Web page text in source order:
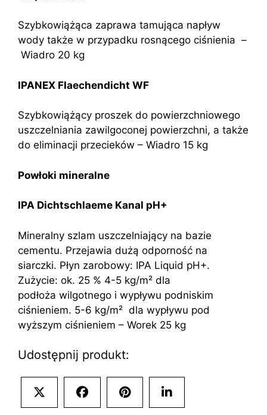
Szybkowiążąca zaprawa tamująca napływ
wody także w przypadku rosnącego ciśnienia –
Wiadro 20 kg
IPANEX Flaechendicht WF
Szybkowiążący proszek do powierzchniowego
uszczelniania zawilgoconej powierzchni, a także
do eliminacji przecieków – Wiadro 15 kg
Powłoki mineralne
IPA Dichtschlaeme Kanal pH+
Mineralny szlam uszczelniający na bazie
cementu. Przejawia dużą odporność na
siarczki. Płyn zarobowy: IPA Liquid pH+.
Zużycie: ok. 25 % 4-5 kg/m² dla
podłoża wilgotnego i wypływu podniskim
ciśnieniem. 5-6 kg/m² dla wypływu pod
wyższym ciśnieniem – Worek 25 kg
Udostępnij produkt:
on
Share
on
Share
on
Share
on